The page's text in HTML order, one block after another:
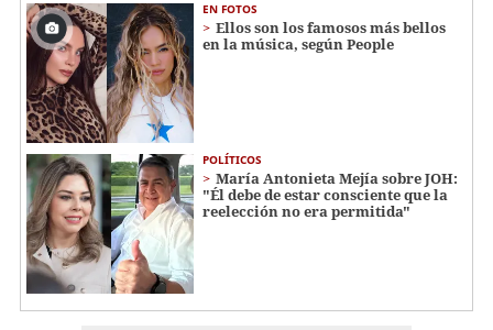
EN FOTOS
Ellos son los famosos más bellos
en la música, según People
POLÍTICOS
María Antonieta Mejía sobre JOH:
"Él debe de estar consciente que la
reelección no era permitida"